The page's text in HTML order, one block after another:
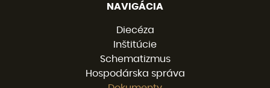
NAVIGÁCIA
Diecéza
Inštitúcie
Schematizmus
Hospodárska správa